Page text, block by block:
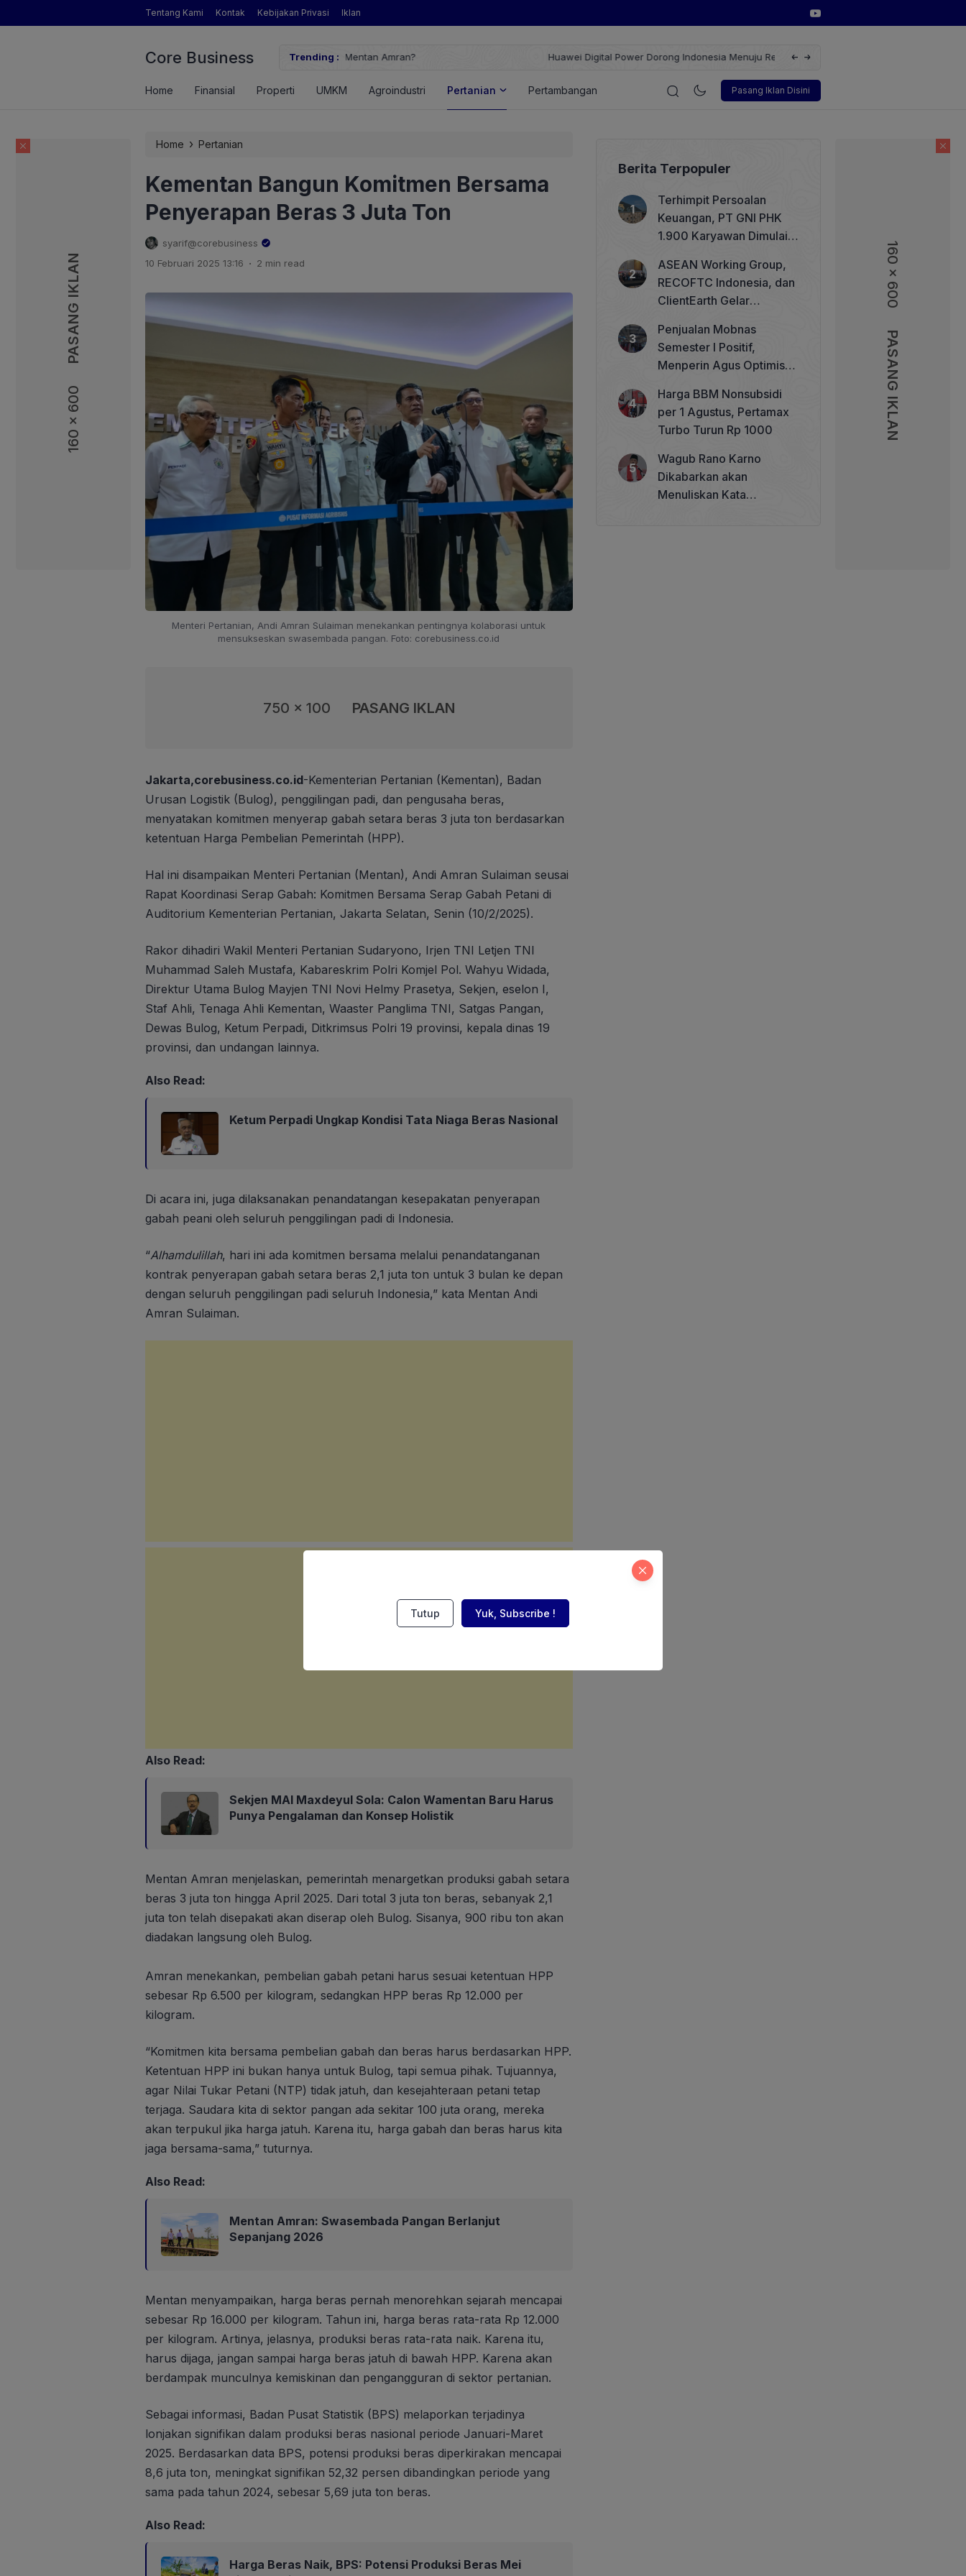
160 x 600
PASANG IKLAN 160 x 600
PASANG IKLAN
Tentang Kami Kontak Kebijakan Privasi Iklan
Core Business Trending :
Pertanian yang Dimaksud Mentan Amran?
Huawei Digital Power Dorong Indonesia Menuju Revolusi Energi Terbarukan dengan Solusi
Wakil Direktur Utama PT Pelindo,
Pasang Iklan Disini
Home Finansial Properti UMKM Agroindustri Pertanian Pertambangan Korporasi Teknologi Otomotif
160 x 600
PASANG IKLAN
Home › Pertanian
Kementan Bangun Komitmen Bersama
Penyerapan Beras 3 Juta Ton
syarif@corebusiness
10 Februari 2025 13:16 . 2 min read
Menteri Pertanian, Andi Amran Sulaiman menekankan pentingnya kolaborasi untuk
mensukseskan swasembada pangan. Foto: corebusiness.co.id
750 x 100 PASANG IKLAN
Jakarta,corebusiness.co.id-Kementerian Pertanian (Kementan), Badan
Urusan Logistik (Bulog), penggilingan padi, dan pengusaha beras,
menyatakan komitmen menyerap gabah setara beras 3 juta ton berdasarkan
ketentuan Harga Pembelian Pemerintah (HPP).
Hal ini disampaikan Menteri Pertanian (Mentan), Andi Amran Sulaiman seusai
Rapat Koordinasi Serap Gabah: Komitmen Bersama Serap Gabah Petani di
Auditorium Kementerian Pertanian, Jakarta Selatan, Senin (10/2/2025).
Rakor dihadiri Wakil Menteri Pertanian Sudaryono, Irjen TNI Letjen TNI
Muhammad Saleh Mustafa, Kabareskrim Polri Komjel Pol. Wahyu Widada,
Direktur Utama Bulog Mayjen TNI Novi Helmy Prasetya, Sekjen, eselon I,
Staf Ahli, Tenaga Ahli Kementan, Waaster Panglima TNI, Satgas Pangan,
Dewas Bulog, Ketum Perpadi, Ditkrimsus Polri 19 provinsi, kepala dinas 19
provinsi, dan undangan lainnya.
Also Read:
Ketum Perpadi Ungkap Kondisi Tata Niaga Beras Nasional
Di acara ini, juga dilaksanakan penandatangan kesepakatan penyerapan
gabah peani oleh seluruh penggilingan padi di Indonesia.
“Alhamdulillah, hari ini ada komitmen bersama melalui penandatanganan
kontrak penyerapan gabah setara beras 2,1 juta ton untuk 3 bulan ke depan
dengan seluruh penggilingan padi seluruh Indonesia,” kata Mentan Andi
Amran Sulaiman.
Also Read:
Sekjen MAI Maxdeyul Sola: Calon Wamentan Baru Harus
Punya Pengalaman dan Konsep Holistik
Mentan Amran menjelaskan, pemerintah menargetkan produksi gabah setara
beras 3 juta ton hingga April 2025. Dari total 3 juta ton beras, sebanyak 2,1
juta ton telah disepakati akan diserap oleh Bulog. Sisanya, 900 ribu ton akan
diadakan langsung oleh Bulog.
Amran menekankan, pembelian gabah petani harus sesuai ketentuan HPP
sebesar Rp 6.500 per kilogram, sedangkan HPP beras Rp 12.000 per
kilogram.
“Komitmen kita bersama pembelian gabah dan beras harus berdasarkan HPP.
Ketentuan HPP ini bukan hanya untuk Bulog, tapi semua pihak. Tujuannya,
agar Nilai Tukar Petani (NTP) tidak jatuh, dan kesejahteraan petani tetap
terjaga. Saudara kita di sektor pangan ada sekitar 100 juta orang, mereka
akan terpukul jika harga jatuh. Karena itu, harga gabah dan beras harus kita
jaga bersama-sama,” tuturnya.
Also Read:
Mentan Amran: Swasembada Pangan Berlanjut
Sepanjang 2026
Mentan menyampaikan, harga beras pernah menorehkan sejarah mencapai
sebesar Rp 16.000 per kilogram. Tahun ini, harga beras rata-rata Rp 12.000
per kilogram. Artinya, jelasnya, produksi beras rata-rata naik. Karena itu,
harus dijaga, jangan sampai harga beras jatuh di bawah HPP. Karena akan
berdampak munculnya kemiskinan dan pengangguran di sektor pertanian.
Sebagai informasi, Badan Pusat Statistik (BPS) melaporkan terjadinya
lonjakan signifikan dalam produksi beras nasional periode Januari-Maret
2025. Berdasarkan data BPS, potensi produksi beras diperkirakan mencapai
8,6 juta ton, meningkat signifikan 52,32 persen dibandingkan periode yang
sama pada tahun 2024, sebesar 5,69 juta ton beras.
Also Read:
Harga Beras Naik, BPS: Potensi Produksi Beras Mei
Berita Terpopuler
Terhimpit Persoalan
Keuangan, PT GNI PHK
1.900 Karyawan Dimulai 5
ASEAN Working Group,
RECOFTC Indonesia, dan
ClientEarth Gelar
Memperkuat Tata Kelola
Perhutanan Sosial
Penjualan Mobnas
Semester I Positif,
Menperin Agus Optimistis
Harga BBM Nonsubsidi
per 1 Agustus, Pertamax
Turbo Turun Rp 1000
Wagub Rano Karno
Dikabarkan akan
Menuliskan Kata
Tutup Yuk, Subscribe !